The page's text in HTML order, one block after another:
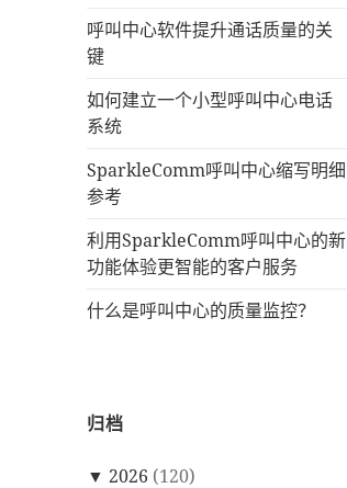
呼叫中心软件提升通话质量的关
键
如何建立一个小型呼叫中心电话
系统
SparkleComm呼叫中心缩写明细
参考
利用SparkleComm呼叫中心的新
功能体验更智能的客户服务
什么是呼叫中心的质量监控？
归档
▼ 2026 (120)